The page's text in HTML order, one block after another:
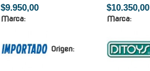
$9.950,00
Marca:
Origen:
$10.350,00
Marca: